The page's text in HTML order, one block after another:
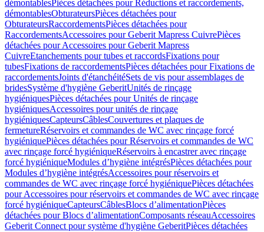
démontablesPièces détachées pour Réductions et raccordements,
démontablesObturateursPièces détachées pour
ObturateursRaccordementsPièces détachées pour
RaccordementsAccessoires pour Geberit Mapress CuivrePièces
détachées pour Accessoires pour Geberit Mapress
CuivreEtanchements pour tubes et raccordsFixations pour
tubesFixations de raccordementsPièces détachées pour Fixations de
raccordementsJoints d'étanchéitéSets de vis pour assemblages de
bridesSystème d'hygiène GeberitUnités de rinçage
hygiéniquesPièces détachées pour Unités de rinçage
hygiéniquesAccessoires pour unités de rinçage
hygiéniquesCapteursCâblesCouvertures et plaques de
fermetureRéservoirs et commandes de WC avec rinçage forcé
hygiéniquePièces détachées pour Réservoirs et commandes de WC
avec rinçage forcé hygiéniqueRéservoirs à encastrer avec rinçage
forcé hygiéniqueModules d’hygiène intégrésPièces détachées pour
Modules d’hygiène intégrésAccessoires pour réservoirs et
commandes de WC avec rinçage forcé hygiéniquePièces détachées
pour Accessoires pour réservoirs et commandes de WC avec rinçage
forcé hygiéniqueCapteursCâblesBlocs d’alimentationPièces
détachées pour Blocs d’alimentationComposants réseauAccessoires
Geberit Connect pour système d'hygiène GeberitPièces détachées